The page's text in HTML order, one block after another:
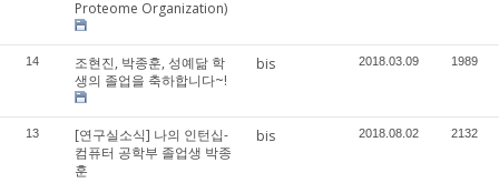
Proteome Organization)
14
조현진, 박종훈, 성예닮 학
생의 졸업을 축하합니다~!
bis 2018.03.09 1989
13
[연구실소식] 나의 인턴십-
컴퓨터 공학부 졸업생 박종
훈
bis 2018.08.02 2132